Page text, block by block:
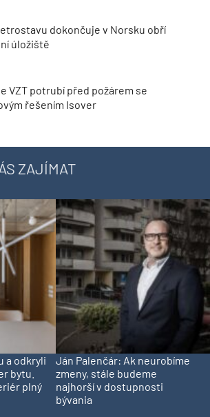
dokončuje v Norsku obří
úložiště
VZT potrubí před požárem se
řešením Isover
ZAJÍMAT
a odkryli
bytu.
plný
Ján Palenčár: Ak neurobíme
zmeny, stále budeme
najhorší v dostupnosti
bývania